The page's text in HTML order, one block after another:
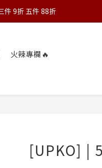
件 9折 五件 88折
件 9折 五件 88折
單前詳閱購物須知
9折 五件 88折
火辣專欄🔥
[UPKO] |